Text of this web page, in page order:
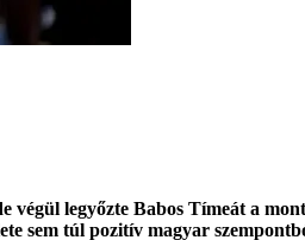
legyőzte Babos Tímeát a
sem túl pozitív magyar